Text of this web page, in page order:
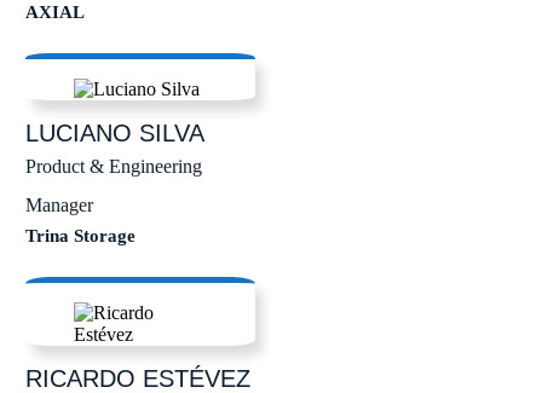
AXIAL
LUCIANO SILVA
Product & Engineering
Manager
Trina Storage
RICARDO ESTÉVEZ